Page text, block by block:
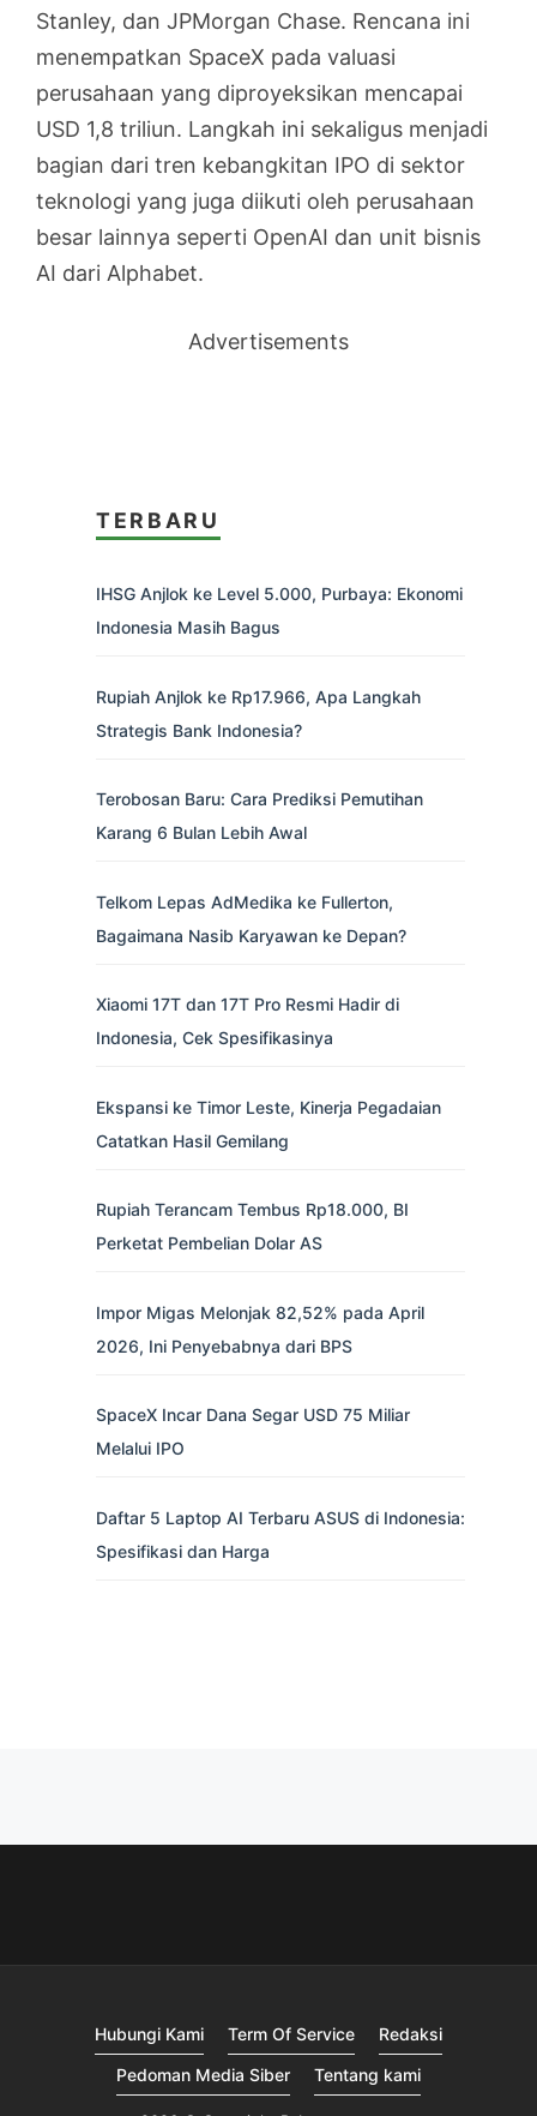
Stanley, dan JPMorgan Chase. Rencana ini
menempatkan SpaceX pada valuasi
perusahaan yang diproyeksikan mencapai
USD 1,8 triliun. Langkah ini sekaligus menjadi
bagian dari tren kebangkitan IPO di sektor
teknologi yang juga diikuti oleh perusahaan
besar lainnya seperti OpenAI dan unit bisnis
AI dari Alphabet.
Advertisements
TERBARU
IHSG Anjlok ke Level 5.000, Purbaya: Ekonomi
Indonesia Masih Bagus
Rupiah Anjlok ke Rp17.966, Apa Langkah
Strategis Bank Indonesia?
Terobosan Baru: Cara Prediksi Pemutihan
Karang 6 Bulan Lebih Awal
Telkom Lepas AdMedika ke Fullerton,
Bagaimana Nasib Karyawan ke Depan?
Xiaomi 17T dan 17T Pro Resmi Hadir di
Indonesia, Cek Spesifikasinya
Ekspansi ke Timor Leste, Kinerja Pegadaian
Catatkan Hasil Gemilang
Rupiah Terancam Tembus Rp18.000, BI
Perketat Pembelian Dolar AS
Impor Migas Melonjak 82,52% pada April
2026, Ini Penyebabnya dari BPS
SpaceX Incar Dana Segar USD 75 Miliar
Melalui IPO
Daftar 5 Laptop AI Terbaru ASUS di Indonesia:
Spesifikasi dan Harga
Hubungi Kami Term Of Service
Redaksi
Pedoman Media Siber
Tentang kami